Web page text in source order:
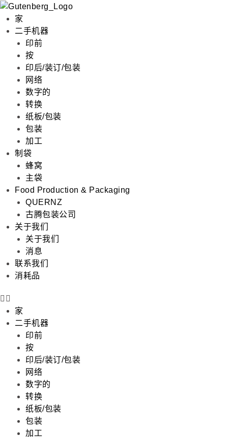
家
二手机器
印前
按
印后/装订/包装
网络
数字的
转换
纸板/包装
包装
加工
制袋
蜂窝
主袋
Food Production & Packaging
QUERNZ
古腾包装公司
关于我们
关于我们
消息
联系我们
消耗品
家
二手机器
印前
按
印后/装订/包装
网络
数字的
转换
纸板/包装
包装
加工